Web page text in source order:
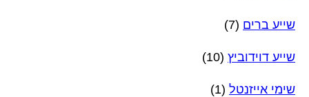
שייע ברים (7)
שייע דוידוביץ (10)
שימי אייזנטל (1)